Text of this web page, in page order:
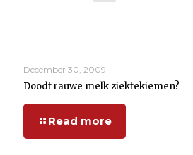
December 30, 2009
Doodt rauwe melk ziektekiemen?
Read more